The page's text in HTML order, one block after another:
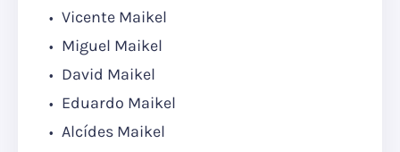
Vicente Maikel
Miguel Maikel
David Maikel
Eduardo Maikel
Alcídes Maikel